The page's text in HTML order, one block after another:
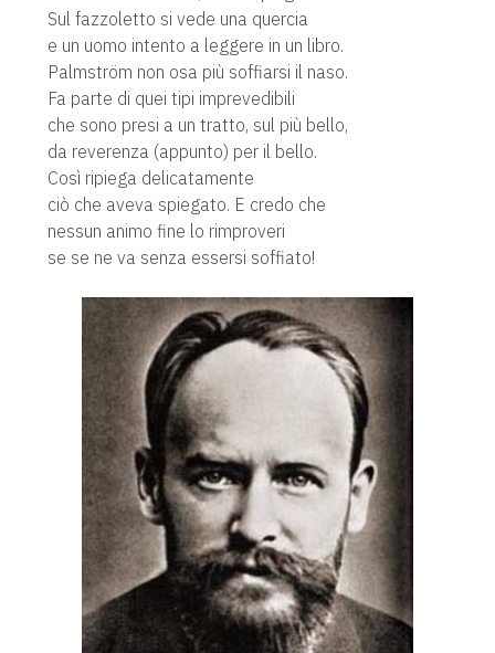
Sul fazzoletto si vede una quercia
e un uomo intento a leggere in un libro.
Palmström non osa più soffiarsi il naso.
Fa parte di quei tipi imprevedibili
che sono presi a un tratto, sul più bello,
da reverenza (appunto) per il bello.
Così ripiega delicatamente
ciò che aveva spiegato. E credo che
nessun animo fine lo rimproveri
se se ne va senza essersi soffiato!